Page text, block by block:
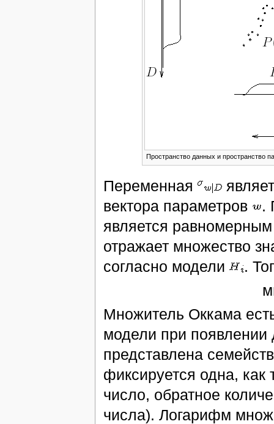
Пространство данных и пространство
Переменная
вектора параметров
.
является
отражает множество
согласно модели
.
Множитель Оккама
модели при
представлена
фиксируется одна,
число, обратное
числа). Логарифм